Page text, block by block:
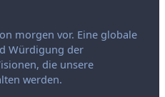
morgen vor. Eine globale
Würdigung der
die unsere
werden.